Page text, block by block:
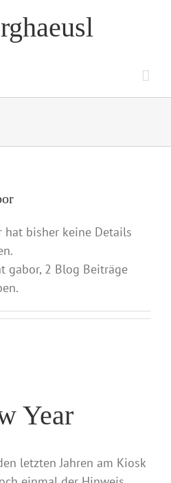
hat bisher keine Details
gabor, 2 Blog Beiträge
Year
letzten Jahren am Kiosk